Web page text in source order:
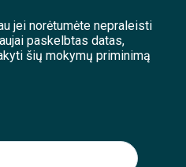
jei norėtumėte nepraleisti
paskelbtas datas,
šių mokymų priminimą